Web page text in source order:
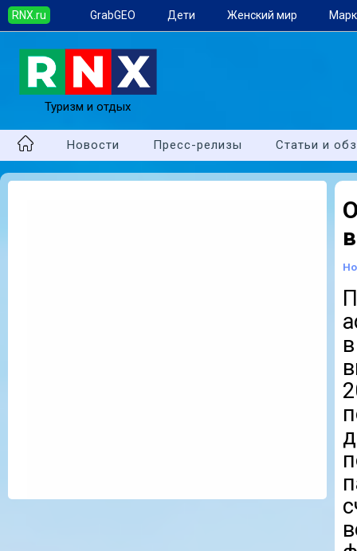
RNX.ru GrabGEO Дети Женский мир
Туризм и отдых
Новости Пресс-релизы Статьи и